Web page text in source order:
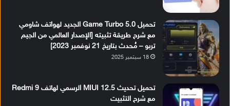
تحميل Game Turbo 5.0 الجديد لهواتف شاومي
مع شرح طريقة تثبيته [الإصدار العالمي من الجيم
تربو – مُحدث بتاريخ 21 نوفمبر 2023]
18 سبتمبر 2025
تحميل تحديث MIUI 12.5 الرسمي لهاتف Redmi 9
مع شرح التثبيت